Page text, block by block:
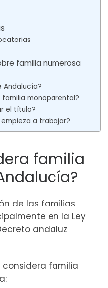
familia numerosa
Andalucía?
familia monoparental?
el título?
empieza a trabajar?
familia
de las familias
en la Ley
andaluz
considera familia